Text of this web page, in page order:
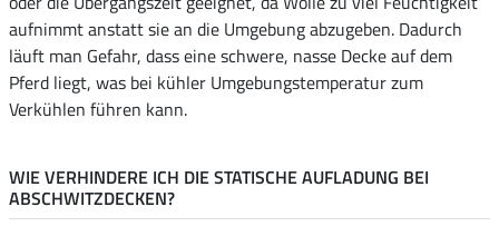
aufnimmt anstatt sie an die Umgebung abzugeben. Dadurch
läuft man Gefahr, dass eine schwere, nasse Decke auf dem
Pferd liegt, was bei kühler Umgebungstemperatur zum
Verkühlen führen kann.
WIE VERHINDERE ICH DIE STATISCHE AUFLADUNG BEI
ABSCHWITZDECKEN?